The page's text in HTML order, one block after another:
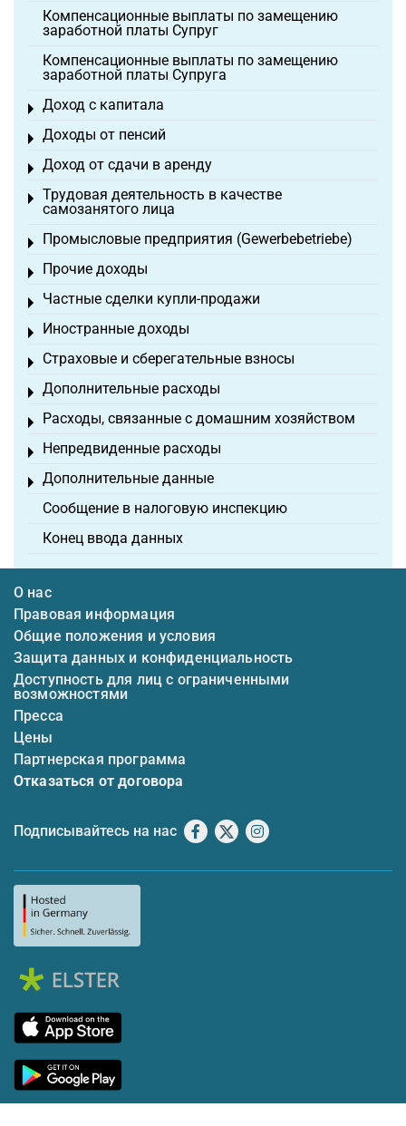
Компенсационные выплаты по замещению
заработной платы Супруг
Компенсационные выплаты по замещению
заработной платы Супруга
Доход с капитала
Toggle menu
Доходы от пенсий
Toggle menu
Доход от сдачи в аренду
Toggle menu
Трудовая деятельность в качестве
самозанятого лица
Toggle menu
Промысловые предприятия (Gewerbebetriebe)
Toggle menu
Прочие доходы
Toggle menu
Частные сделки купли-продажи
Toggle menu
Иностранные доходы
Toggle menu
Страховые и сберегательные взносы
Toggle menu
Дополнительные расходы
Toggle menu
Расходы, связанные с домашним хозяйством
Toggle menu
Непредвиденные расходы
Toggle menu
Дополнительные данные
Toggle menu
Сообщение в налоговую инспекцию
Конец ввода данных
О нас
Правовая информация
Общие положения и условия
Защита данных и конфиденциальность
Доступность для лиц с ограниченными
возможностями
Пресса
Цены
Партнерская программа
Отказаться от договора
Подписывайтесь на нас Facebook
X Instagram